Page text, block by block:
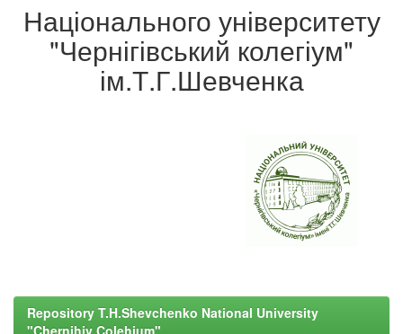
Національного університету
"Чернігівський колегіум"
ім.Т.Г.Шевченка
Repository T.H.Shevchenko National University
"Chernihiv Colehium"